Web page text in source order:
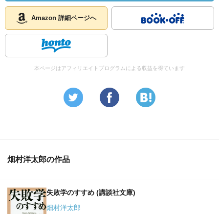
Amazon 詳細ページへ
本ページはアフィリエイトプログラムによる収益を得ています
畑村洋太郎の作品
失敗学のすすめ (講談社文庫)
畑村洋太郎